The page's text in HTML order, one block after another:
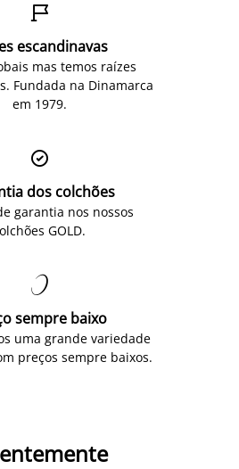

escandinavas
mas temos raízes
Fundada na Dinamarca
em 1979.

dos colchões
garantia nos nossos
GOLD.

sempre baixo
uma grande variedade
preços sempre baixos.